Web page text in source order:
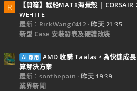
R
【開箱】賊船MATX海景殼 | CORSAIR
WEHITE
最新：RickWang0412
昨天 21:35
新型 Case 安裝發表及硬體改裝
AI 應用 AMD 收購 Taalas，為快速成
算解決方案
最新：soothepain
昨天 19:39
業界新聞